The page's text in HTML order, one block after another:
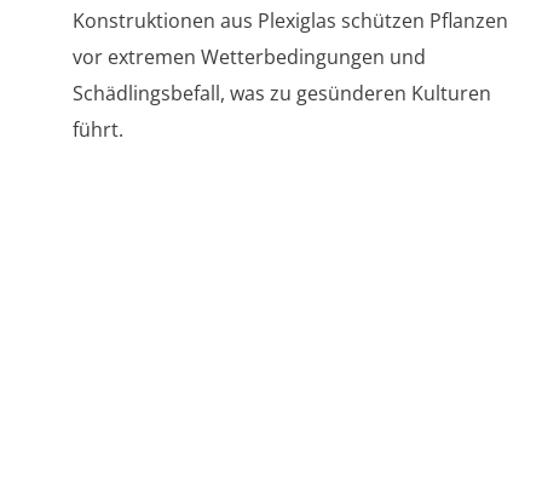
Konstruktionen aus Plexiglas schützen Pflanzen
vor extremen Wetterbedingungen und
Schädlingsbefall, was zu gesünderen Kulturen
führt.